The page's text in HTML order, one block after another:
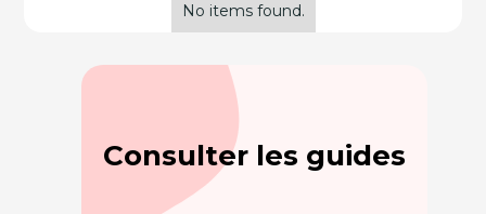
No items found.
Consulter les guides